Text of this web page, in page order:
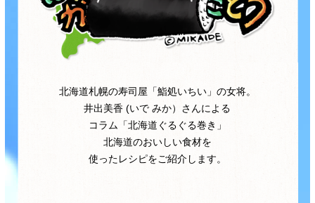
商品カテゴリ
酢
お酢ドリンク ぽん酢
新商品一覧
ブランド・スペシャルサイト
ブランド・スペシャルサイト トップ
北海道札幌の寿司屋「鮨処いちい」の女将。
井出美香 (いで みか）さんによる
コラム「北海道ぐるぐる巻き」
北海道のおいしい食材を
使ったレシピをご紹介します。